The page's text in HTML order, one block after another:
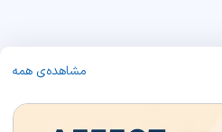
مشاهده‌ی همه